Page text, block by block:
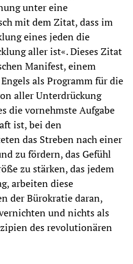
unter eine
mit dem Zitat, dass im
eines jeden die
aller ist«. Dieses Zitat
Manifest, einem
als Programm für die
aller Unterdrückung
die vornehmste Aufgabe
ist, bei den
das Streben nach einer
zu fördern, das Gefühl
zu stärken, das jedem
arbeiten diese
der Bürokratie daran,
und nichts als
des revolutionären